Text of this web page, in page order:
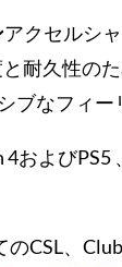
アクセルシ
耐久性の
なフィー
4およびPS5
のCSL、